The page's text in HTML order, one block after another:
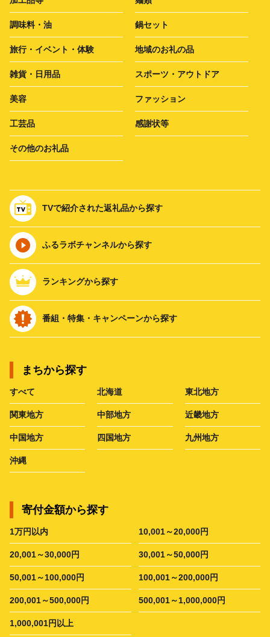
調味料・油 鍋セット
旅行・イベント・体験 地域のお礼の品
雑貨・日用品 スポーツ・アウトドア
美容 ファッション
工芸品 感謝状等
その他のお礼品
TVで紹介された返礼品から探す
ふるラボチャンネルから探す
ランキングから探す
番組・特集・キャンペーンから探す
まちから探す
すべて 北海道 東北地方
関東地方 中部地方 近畿地方
中国地方 四国地方 九州地方
沖縄
寄付金額から探す
1万円以内 10,001～20,000円
20,001～30,000円 30,001～50,000円
50,001～100,000円 100,001～200,000円
200,001～500,000円 500,001～1,000,000円
1,000,001円以上